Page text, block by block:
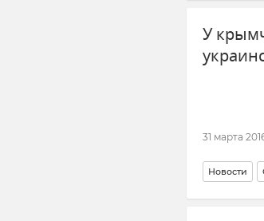
У
31 марта
Новости